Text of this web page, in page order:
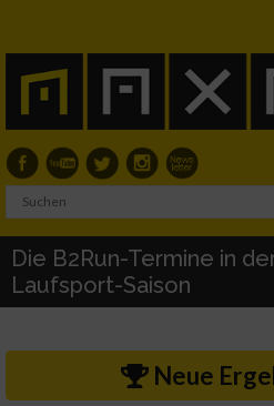
Die B2Run-Termine in
Laufsport-Saison
Neue